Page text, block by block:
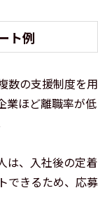
ト例
数の支援制度を用
業ほど離職率が低
は、入社後の定着
できるため、応募